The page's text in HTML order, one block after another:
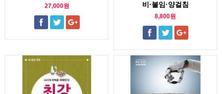
27,000원
비·붙임·양걸침
8,800원